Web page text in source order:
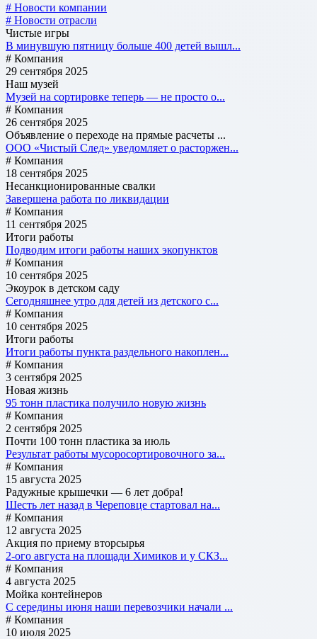
# Новости компании
# Новости отрасли
Чистые игры
В минувшую пятницу больше 400 детей вышл...
# Компания
29 сентября 2025
Наш музей
Музей на сортировке теперь — не просто о...
# Компания
26 сентября 2025
Объявление о переходе на прямые расчеты ...
ООО «Чистый След» уведомляет о расторжен...
# Компания
18 сентября 2025
Несанкционированные свалки
Завершена работа по ликвидации
# Компания
11 сентября 2025
Итоги работы
Подводим итоги работы наших экопунктов
# Компания
10 сентября 2025
Экоурок в детском саду
Сегодняшнее утро для детей из детского с...
# Компания
10 сентября 2025
Итоги работы
Итоги работы пункта раздельного накоплен...
# Компания
3 сентября 2025
Новая жизнь
95 тонн пластика получило новую жизнь
# Компания
2 сентября 2025
Почти 100 тонн пластика за июль
Результат работы мусоросортировочного за...
# Компания
15 августа 2025
Радужные крышечки — 6 лет добра!
Шесть лет назад в Череповце стартовал на...
# Компания
12 августа 2025
Акция по приему вторсырья
2-ого августа на площади Химиков и у СКЗ...
# Компания
4 августа 2025
Мойка контейнеров
С середины июня наши перевозчики начали ...
# Компания
10 июля 2025